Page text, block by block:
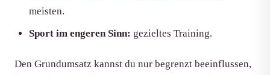
meisten.
Sport im engeren Sinn: gezieltes Training.
Den Grundumsatz kannst du nur begrenzt beeinflussen,